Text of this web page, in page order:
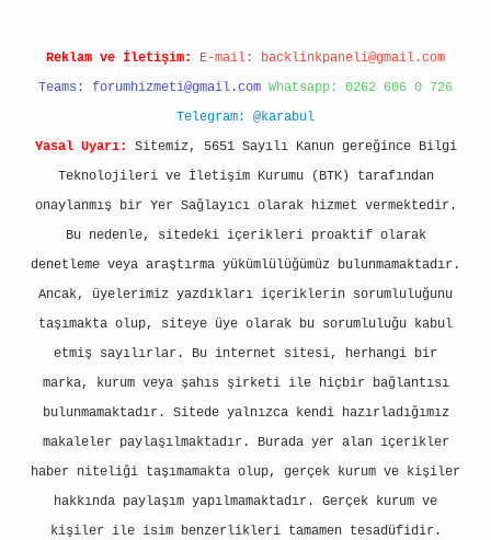
Reklam ve İletişim: E-mail: backlinkpaneli@gmail.com
Teams: forumhizmeti@gmail.com Whatsapp: 0262 606 0 726
Telegram: @karabul
Yasal Uyarı:
Sitemiz, 5651 Sayılı Kanun gereğince Bilgi
Teknolojileri ve İletişim Kurumu (BTK) tarafından
onaylanmış bir Yer Sağlayıcı olarak hizmet vermektedir.
Bu nedenle, sitedeki içerikleri proaktif olarak
denetleme veya araştırma yükümlülüğümüz bulunmamaktadır.
Ancak, üyelerimiz yazdıkları içeriklerin sorumluluğunu
taşımakta olup, siteye üye olarak bu sorumluluğu kabul
etmiş sayılırlar. Bu internet sitesi, herhangi bir
marka, kurum veya şahıs şirketi ile hiçbir bağlantısı
bulunmamaktadır. Sitede yalnızca kendi hazırladığımız
makaleler paylaşılmaktadır. Burada yer alan içerikler
haber niteliği taşımamakta olup, gerçek kurum ve kişiler
hakkında paylaşım yapılmamaktadır. Gerçek kurum ve
kişiler ile isim benzerlikleri tamamen tesadüfidir.